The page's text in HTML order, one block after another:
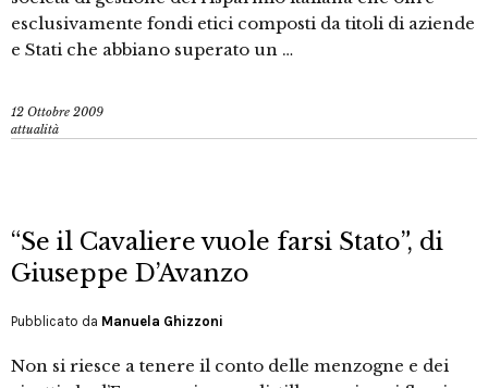
esclusivamente fondi etici composti da titoli di aziende
e Stati che abbiano superato un …
12 Ottobre 2009
attualità
“Se il Cavaliere vuole farsi Stato”, di
Giuseppe D’Avanzo
Pubblicato da Manuela Ghizzoni
Non si riesce a tenere il conto delle menzogne e dei